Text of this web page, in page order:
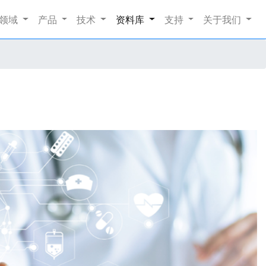
域 产品 技术 资料库 支持 关于我们